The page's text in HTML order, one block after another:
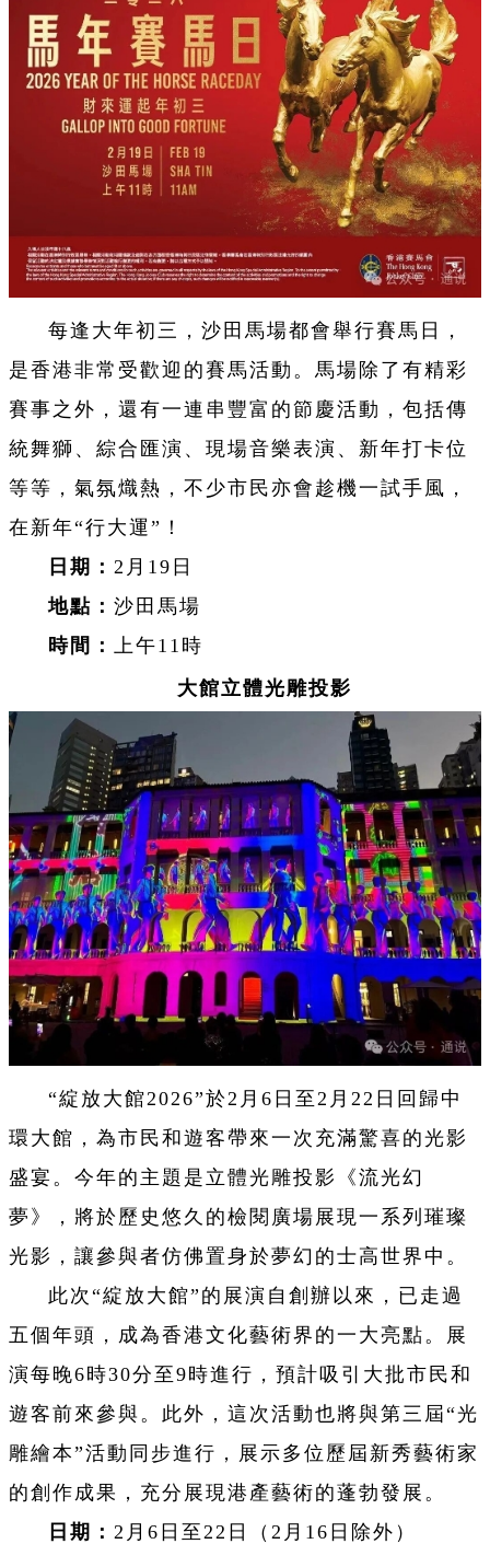
每逢大年初三，沙田馬場都會舉行賽馬日，
是香港非常受歡迎的賽馬活動。馬場除了有精彩
賽事之外，還有一連串豐富的節慶活動，包括傳
統舞獅、綜合匯演、現場音樂表演、新年打卡位
等等，氣氛熾熱，不少市民亦會趁機一試手風，
在新年“行大運”！
日期： 2月19日
地點： 沙田馬場
時間：
上午11時
大館立體光雕投影
“綻放大館2026”於2月6日至2月22日回歸中
環大館，為市民和遊客帶來一次充滿驚喜的光影
盛宴。今年的主題是立體光雕投影《流光幻
夢》，將於歷史悠久的檢閱廣場展現一系列璀璨
光影，讓參與者仿佛置身於夢幻的士高世界中。
此次“綻放大館”的展演自創辦以來，已走過
五個年頭，成為香港文化藝術界的一大亮點。展
演每晚6時30分至9時進行，預計吸引大批市民和
遊客前來參與。此外，這次活動也將與第三屆“光
雕繪本”活動同步進行，展示多位歷屆新秀藝術家
的創作成果，充分展現港產藝術的蓬勃發展。
日期： 2月6日至22日（2月16日除外）